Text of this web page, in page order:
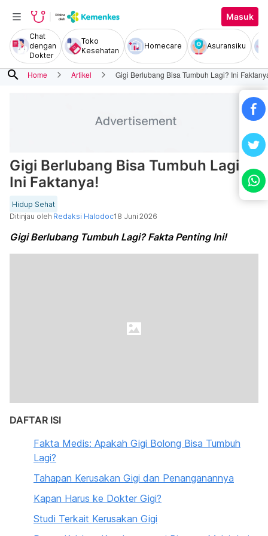
Masuk
Chat
dengan
Dokter
Toko
Kesehatan
Homecare Asuransiku
search Home Artikel Gigi Berlubang Bisa Tumbuh Lagi? Ini
Gigi Berlubang Bisa Tumbuh Lagi?
Ini Faktanya!
Hidup Sehat
Ditinjau oleh Redaksi Halodoc18 Juni 2026
Gigi Berlubang Tumbuh Lagi? Fakta Penting Ini!
DAFTAR ISI
Fakta Medis: Apakah Gigi Bolong Bisa Tumbuh
Lagi?
Tahapan Kerusakan Gigi dan Penanganannya
Kapan Harus ke Dokter Gigi?
Studi Terkait Kerusakan Gigi